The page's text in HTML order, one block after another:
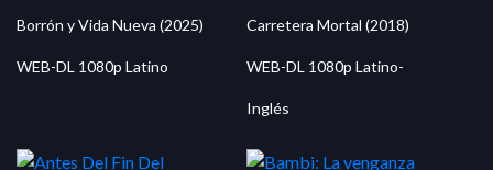
Borrón y Vida Nueva (2025)
WEB-DL 1080p Latino
Carretera Mortal (2018)
WEB-DL 1080p Latino-
Inglés